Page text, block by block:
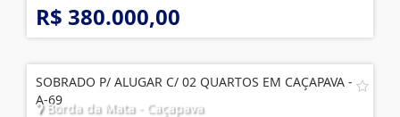
R$ 380.000,00
SOBRADO P/ ALUGAR C/ 02 QUARTOS EM CAÇAPAVA -
A-69
Borda da Mata - Caçapava